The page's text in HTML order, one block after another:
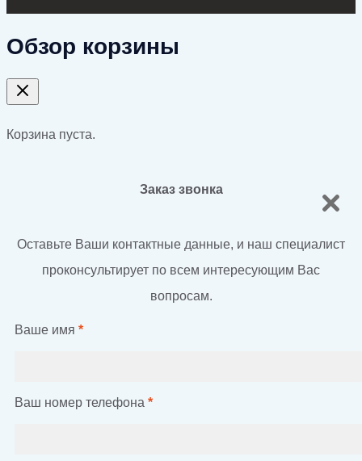
Обзор корзины
Корзина пуста.
Заказ звонка
Оставьте Ваши контактные данные, и наш специалист
проконсультирует по всем интересующим Вас
вопросам.
Ваше имя *
Ваш номер телефона *